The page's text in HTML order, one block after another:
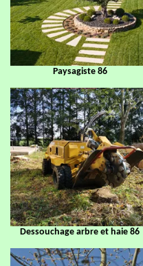
Paysagiste 86
Dessouchage arbre et haie 86